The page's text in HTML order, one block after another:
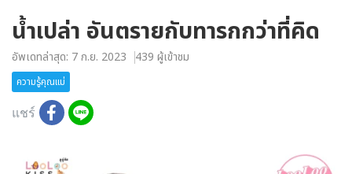
น้ำเปล่า อันตรายกับทารกกว่าที่คิด
อัพเดทล่าสุด: 7 ก.ย. 2023 439 ผู้เข้าชม
ความรู้คุณแม่
แชร์